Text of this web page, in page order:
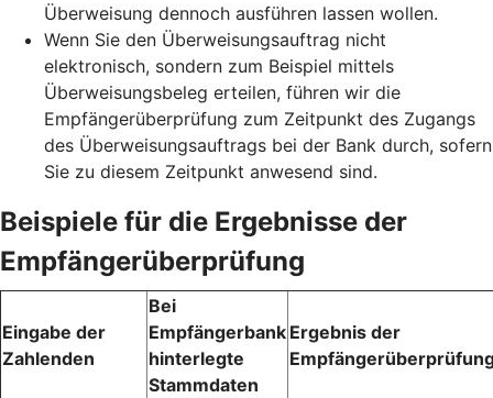
Überweisung dennoch ausführen lassen wollen.
Wenn Sie den Überweisungsauftrag nicht
elektronisch, sondern zum Beispiel mittels
Überweisungsbeleg erteilen, führen wir die
Empfängerüberprüfung zum Zeitpunkt des Zugangs
des Überweisungsauftrags bei der Bank durch, sofern
Sie zu diesem Zeitpunkt anwesend sind.
Beispiele für die Ergebnisse der
Empfängerüberprüfung
Eingabe der
Zahlenden
Bei
Empfängerbank
hinterlegte
Stammdaten
Ergebnis der